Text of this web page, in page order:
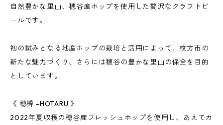
自然豊かな里山、穂谷産ホップを使用した贅沢なクラフトビ
ールです。
初の試みとなる地産ホップの栽培と活用によって、枚方市の
新たな魅力づくり、さらには穂谷の豊かな里山の保全を目的
としています。
《 穂樽 -HOTARU 》
2022年夏収穫の穂谷産フレッシュホップを使用し、あえてカ